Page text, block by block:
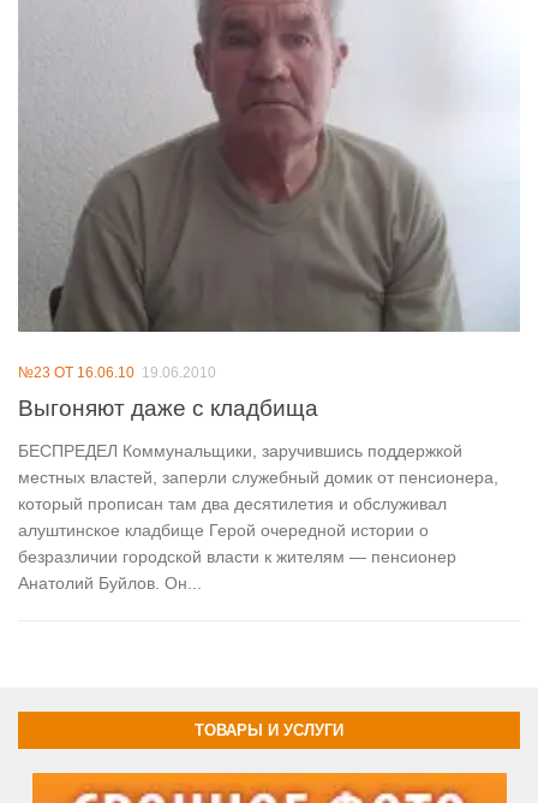
№23 ОТ 16.06.10 19.06.2010
Выгоняют даже с кладбища
БЕСПРЕДЕЛ Коммунальщики, заручившись поддержкой
местных властей, заперли служебный домик от пенсионера,
который прописан там два десятилетия и обслуживал
алуштинское кладбище Герой очередной истории о
безразличии городской власти к жителям — пенсионер
Анатолий Буйлов. Он...
ТОВАРЫ И УСЛУГИ